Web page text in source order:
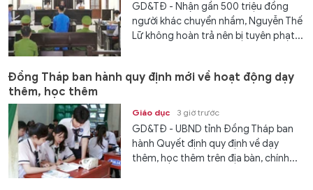
GD&TĐ - Nhận gần 500 triệu đồng
người khác chuyển nhầm, Nguyễn Thế
Lữ không hoàn trả nên bị tuyên phạt...
Đồng Tháp ban hành quy định mới về hoạt động dạy
thêm, học thêm
Giáo dục 3 giờ trước
GD&TĐ - UBND tỉnh Đồng Tháp ban
hành Quyết định quy định về dạy
thêm, học thêm trên địa bàn, chính...